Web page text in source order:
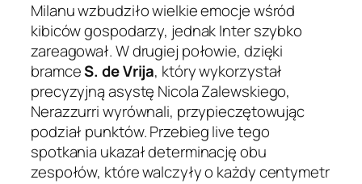
Milanu wzbudziło wielkie emocje wśród
kibiców gospodarzy, jednak Inter szybko
zareagował. W drugiej połowie, dzięki
bramceS. de Vrija, który wykorzystał
precyzyjną asystę Nicola Zalewskiego,
Nerazzurri wyrównali, przypieczętowując
podział punktów. Przebieg live tego
spotkania ukazał determinację obu
zespołów, które walczyły o każdy centymetr